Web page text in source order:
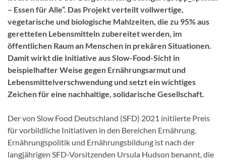
– Essen für Alle“. Das Projekt verteilt vollwertige,
vegetarische und biologische Mahlzeiten, die zu 95% aus
geretteten Lebensmitteln zubereitet werden, im
öffentlichen Raum an Menschen in prekären Situationen.
Damit wirkt die Initiative aus Slow-Food-Sicht in
beispielhafter Weise gegen Ernährungsarmut und
Lebensmittelverschwendung und setzt ein wichtiges
Zeichen für eine nachhaltige, solidarische Gesellschaft.
Der von Slow Food Deutschland (SFD) 2021 initiierte Preis
für vorbildliche Initiativen in den Bereichen Ernährung,
Ernährungspolitik und Ernährungsbildung ist nach der
langjährigen SFD-Vorsitzenden Ursula Hudson benannt, die